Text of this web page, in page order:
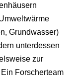
Grundwasser)
unterdessen
zur
Forscherteam